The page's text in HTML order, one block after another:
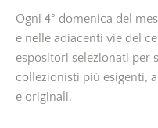
Ogni 4° domenica del
e nelle adiacenti vie del
espositori selezionati per
collezionisti più esigenti,
e originali.